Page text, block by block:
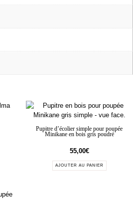
Pupitre d’écolier simple pour poupée
Minikane en bois gris poudré
55,00€
AJOUTER AU PANIER